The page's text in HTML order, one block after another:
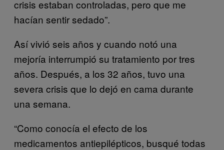
crisis estaban controladas, pero que me
hacían sentir sedado”.
Así vivió seis años y cuando notó una
mejoría interrumpió su tratamiento por tres
años. Después, a los 32 años, tuvo una
severa crisis que lo dejó en cama durante
una semana.
“Como conocía el efecto de los
medicamentos antiepilépticos, busqué todas